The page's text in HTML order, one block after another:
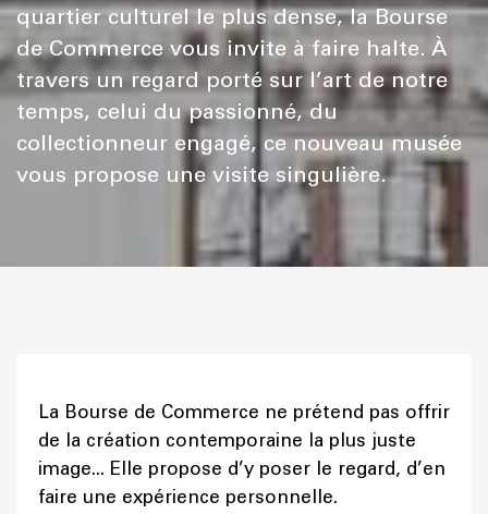
quartier culturel le plus dense, la Bourse
de Commerce vous invite à faire halte. À
travers un regard porté sur l’art de notre
temps, celui du passionné, du
collectionneur engagé, ce nouveau musée
vous propose une visite singulière.
La Bourse de Commerce ne prétend pas offrir
de la création contemporaine la plus juste
image... Elle propose d’y poser le regard, d’en
faire une expérience personnelle.